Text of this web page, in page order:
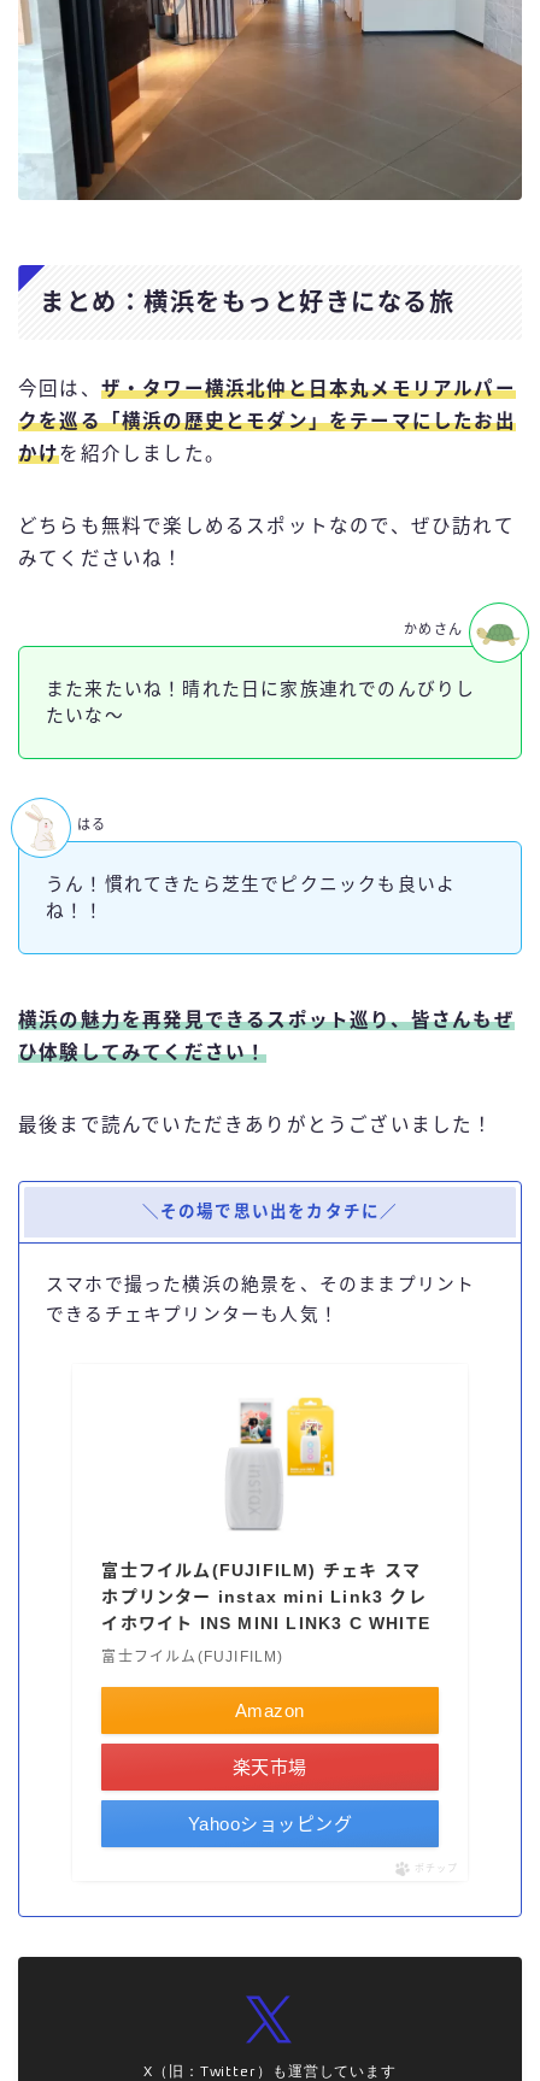
まとめ：横浜をもっと好きになる旅
今回は、 ザ・タワー横浜北仲と日本丸メモリアルパー
クを巡る「横浜の歴史とモダン」をテーマにしたお出
かけを紹介しました。
どちらも無料で楽しめるスポットなので、ぜひ訪れて
みてくださいね！
また来たいね！晴れた日に家族連れでのんびりし
たいな～
かめさん
うん！慣れてきたら芝生でピクニックも良いよ
ね！！
はる
横浜の魅力を再発見できるスポット巡り、皆さんもぜ
ひ体験してみてください！
最後まで読んでいただきありがとうございました！
＼その場で思い出をカタチに／
スマホで撮った横浜の絶景を、そのままプリント
できるチェキプリンターも人気！
富士フイルム(FUJIFILM) チェキ スマ
ホプリンター instax mini Link3 クレ
イホワイト INS MINI LINK3 C WHITE
富士フイルム(FUJIFILM)
Amazon
楽天市場
Yahooショッピング
ポチップ
X（旧：Twitter）も運営しています